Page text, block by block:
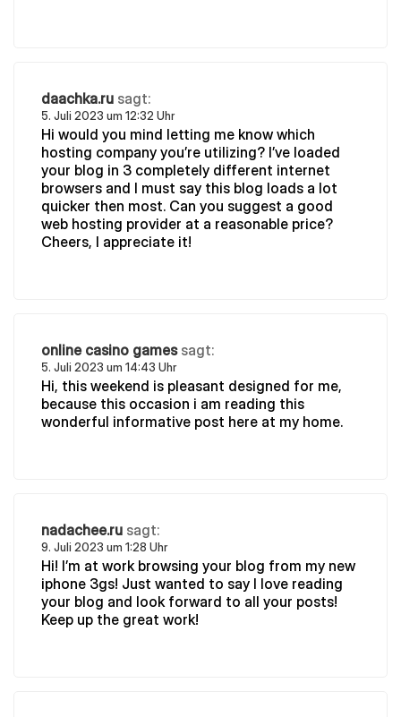
daachka.ru sagt:
5. Juli 2023 um 12:32 Uhr
Hi would you mind letting me know which
hosting company you’re utilizing? I’ve loaded
your blog in 3 completely different internet
browsers and I must say this blog loads a lot
quicker then most. Can you suggest a good
web hosting provider at a reasonable price?
Cheers, I appreciate it!
online casino games sagt:
5. Juli 2023 um 14:43 Uhr
Hi, this weekend is pleasant designed for me,
because this occasion i am reading this
wonderful informative post here at my home.
nadachee.ru sagt:
9. Juli 2023 um 1:28 Uhr
Hi! I’m at work browsing your blog from my new
iphone 3gs! Just wanted to say I love reading
your blog and look forward to all your posts!
Keep up the great work!